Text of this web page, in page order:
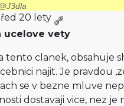
20 lety
ucelove vety
tento clanek, obsahuje
najit. Je pravdou
se v bezne mluve
dostavaji vice, nez je